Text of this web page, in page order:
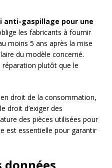
anti-gaspillage pour une
les fabricants à fournir
moins 5 ans après la mise
du modèle concerné.
plutôt que le
droit de la consommation,
droit d’exiger des
des pièces utilisées pour
est essentielle pour garantir